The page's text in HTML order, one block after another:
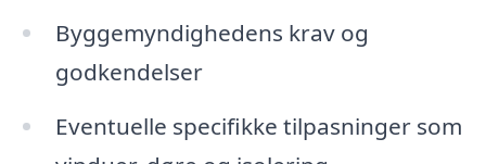
Byggemyndighedens krav og
godkendelser
Eventuelle specifikke tilpasninger som